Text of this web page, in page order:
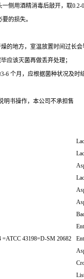
侧用酒精消毒后敲开，取
的损失。
的地方，室温放置时间过长会
应该灭菌再做丢弃处理；
6 个月，应根据菌种状况及时
明书操作，本公司不承担售
43198=D-SM 20682